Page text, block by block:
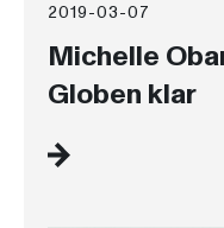
2019-03-07
Michelle
Globen klar